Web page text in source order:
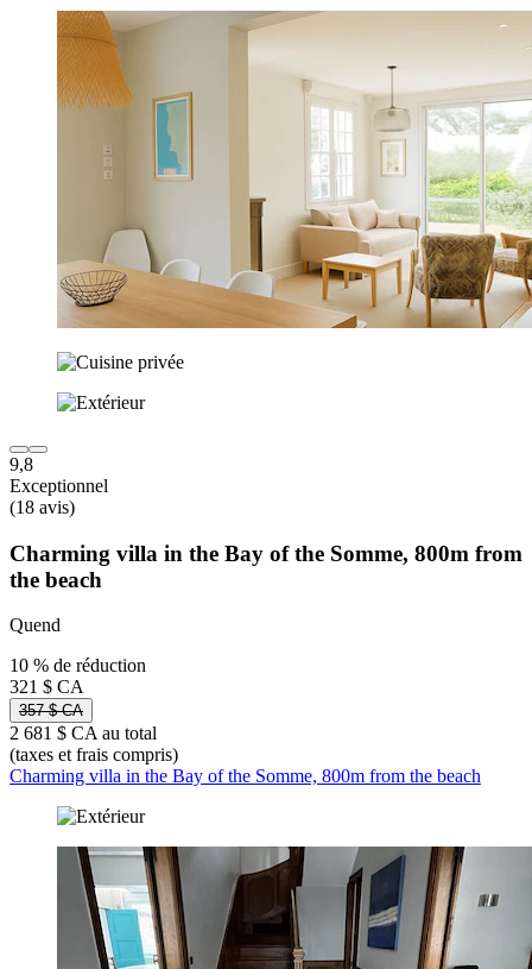
9,8
Exceptionnel
(18 avis)
Charming villa in the Bay of the Somme, 800m from
the beach
Quend
10 % de réduction
321 $ CA
357 $ CA
2 681 $ CA au total
(taxes et frais compris)
Charming villa in the Bay of the Somme, 800m from the beach